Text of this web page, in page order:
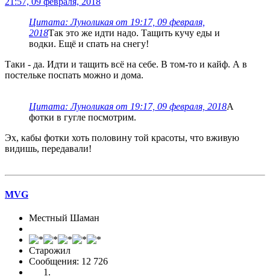
Цитата: Луноликая от 19:17, 09 февраля,
2018Так это же идти надо. Тащить кучу еды и
водки. Ещё и спать на снегу!
Таки - да. Идти и тащить всё на себе. В том-то и кайф. А в
постельке поспать можно и дома.
Цитата: Луноликая от 19:17, 09 февраля, 2018А
фотки в гугле посмотрим.
Эх, кабы фотки хоть половину той красоты, что вживую
видишь, передавали!
MVG
Местный Шаман
Старожил
Сообщения: 12 726